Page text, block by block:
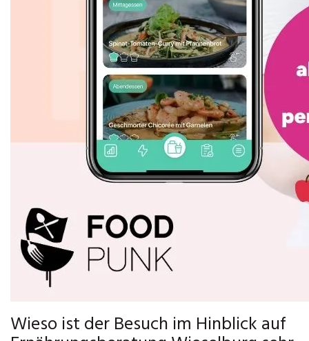
Wieso ist der Besuch im Hinblick auf